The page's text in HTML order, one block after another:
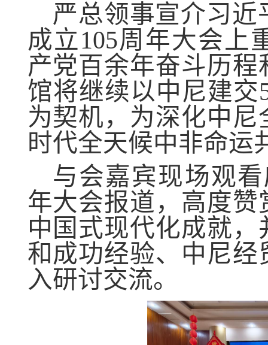
严总领事宣介习
成立105周年大会上
产党百余年奋斗历
馆将继续以中尼建交
为契机，为深化中
时代全天候中非命运
与会嘉宾现场观
年大会报道，高度
中国式现代化成就
和成功经验、中尼
入研讨交流。